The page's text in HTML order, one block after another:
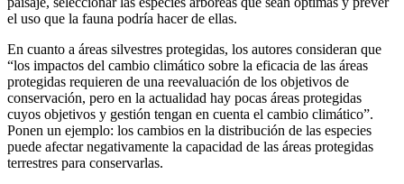
el uso que la fauna podría hacer de ellas.
En cuanto a áreas silvestres protegidas, los autores consideran que
“los impactos del cambio climático sobre la eficacia de las áreas
protegidas requieren de una reevaluación de los objetivos de
conservación, pero en la actualidad hay pocas áreas protegidas
cuyos objetivos y gestión tengan en cuenta el cambio climático”.
Ponen un ejemplo: los cambios en la distribución de las especies
puede afectar negativamente la capacidad de las áreas protegidas
terrestres para conservarlas.